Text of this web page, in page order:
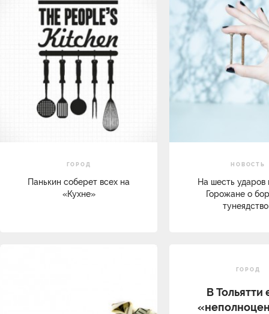
ГОРОД
Панькин соберет всех на
«Кухне»
НОВОСТЬ
На шесть ударов
Горожане о
ГОРОД
В Тольятти